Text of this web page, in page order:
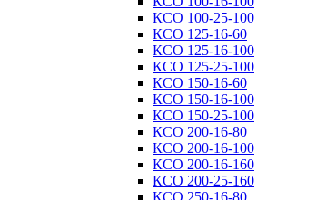
КСО 100-25-100
КСО 125-16-60
КСО 125-16-100
КСО 125-25-100
КСО 150-16-60
КСО 150-16-100
КСО 150-25-100
КСО 200-16-80
КСО 200-16-100
КСО 200-16-160
КСО 200-25-160
КСО 250-16-80